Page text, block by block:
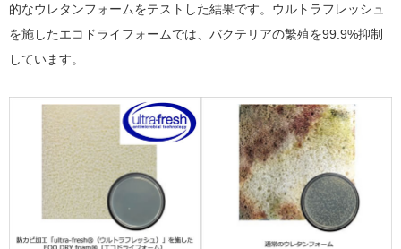
的なウレタンフォームをテストした結果です。ウルトラフレッシュ
を施したエコドライフォームでは、バクテリアの繁殖を99.9%抑制
しています。